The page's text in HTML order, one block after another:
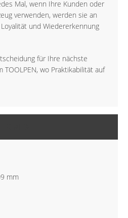
Mal, wenn Ihre Kunden oder
verwenden, werden sie an
und Wiedererkennung
für Ihre nächste
wo Praktikabilität auf
mm